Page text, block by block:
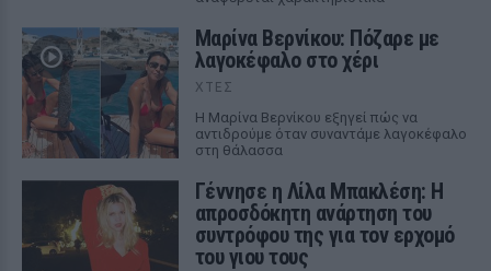
Μαρίνα Βερνίκου: Πόζαρε με
λαγοκέφαλο στο χέρι
ΧΤΕΣ
Η Μαρίνα Βερνίκου εξηγεί πώς να
αντιδρούμε όταν συναντάμε λαγοκέφαλο
στη θάλασσα
Γέννησε η Λίλα Μπακλέση: Η
απροσδόκητη ανάρτηση του
συντρόφου της για τον ερχομό
του γιου τους